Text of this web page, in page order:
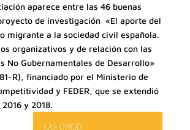
aparece entre las 46 buenas
de investigación «El aporte del
migrante a la sociedad civil española.
organizativos y de relación con las
No Gubernamentales de Desarrollo»
R), financiado por el Ministerio de
y FEDER, que se extendió
y 2018.